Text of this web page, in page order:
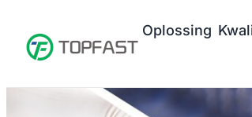
Oplossing